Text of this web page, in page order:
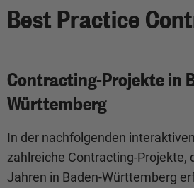
Best Practice
Contracting-Projekte in
Württemberg
In der nachfolgenden
zahlreiche Contracting-Projekte,
Jahren in Baden-Württemberg